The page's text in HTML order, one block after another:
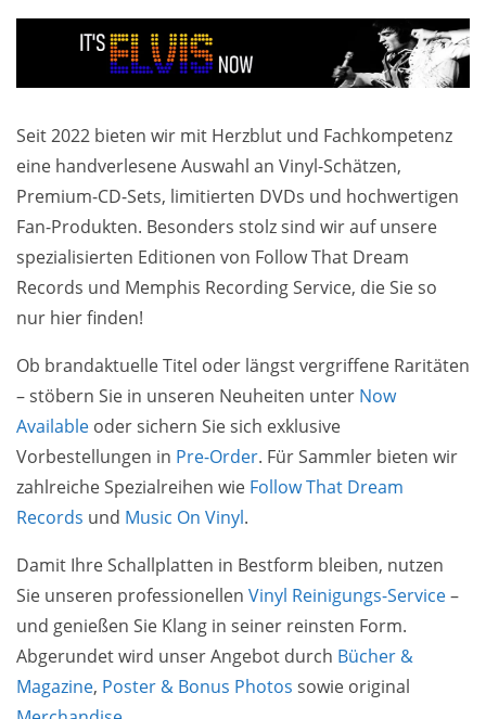
Seit 2022 bieten wir mit Herzblut und Fachkompetenz
eine handverlesene Auswahl an Vinyl-Schätzen,
Premium-CD-Sets, limitierten DVDs und hochwertigen
Fan-Produkten. Besonders stolz sind wir auf unsere
spezialisierten Editionen von Follow That Dream
Records und Memphis Recording Service, die Sie so
nur hier finden!
Ob brandaktuelle Titel oder längst vergriffene Raritäten
– stöbern Sie in unseren Neuheiten unter Now
Available oder sichern Sie sich exklusive
Vorbestellungen in Pre-Order. Für Sammler bieten wir
zahlreiche Spezialreihen wie Follow That Dream
Records und Music On Vinyl.
Damit Ihre Schallplatten in Bestform bleiben, nutzen
Sie unseren professionellen Vinyl Reinigungs-Service–
und genießen Sie Klang in seiner reinsten Form.
Abgerundet wird unser Angebot durch Bücher &
Magazine, Poster & Bonus Photos sowie original